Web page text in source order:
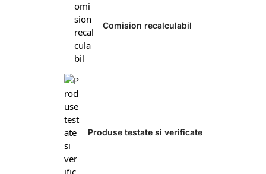
Comision recalculabil
Produse testate si verificate